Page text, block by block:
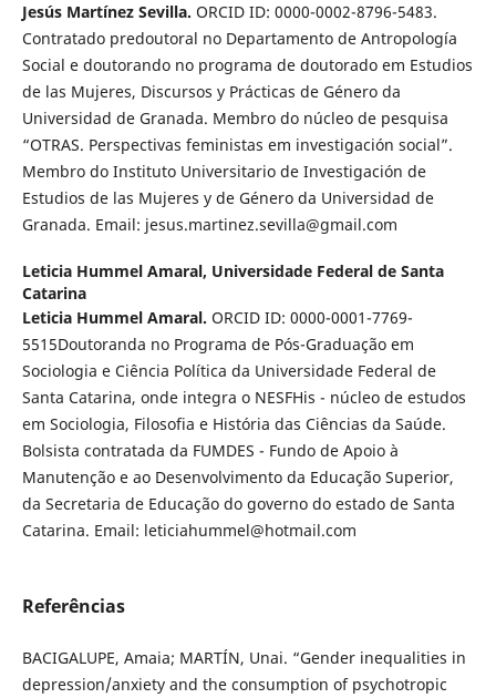
Jesús Martínez Sevilla. ORCID ID: 0000-0002-8796-5483.
Contratado predoutoral no Departamento de Antropología
Social e doutorando no programa de doutorado em Estudios
de las Mujeres, Discursos y Prácticas de Género da
Universidad de Granada. Membro do núcleo de pesquisa
“OTRAS. Perspectivas feministas em investigación social”.
Membro do Instituto Universitario de Investigación de
Estudios de las Mujeres y de Género da Universidad de
Granada. Email: jesus.martinez.sevilla@gmail.com
Leticia Hummel Amaral, Universidade Federal de Santa
Catarina
Leticia Hummel Amaral. ORCID ID: 0000-0001-7769-
5515Doutoranda no Programa de Pós-Graduação em
Sociologia e Ciência Política da Universidade Federal de
Santa Catarina, onde integra o NESFHis - núcleo de estudos
em Sociologia, Filosofia e História das Ciências da Saúde.
Bolsista contratada da FUMDES - Fundo de Apoio à
Manutenção e ao Desenvolvimento da Educação Superior,
da Secretaria de Educação do governo do estado de Santa
Catarina. Email: leticiahummel@hotmail.com
Referências
BACIGALUPE, Amaia; MARTÍN, Unai. “Gender inequalities in
depression/anxiety and the consumption of psychotropic